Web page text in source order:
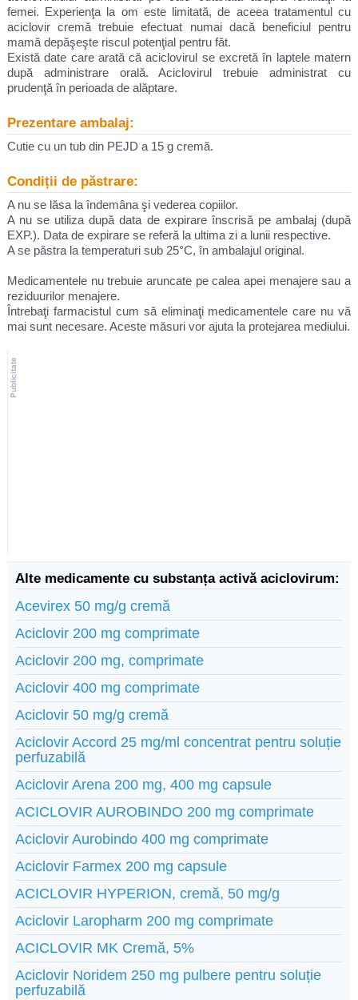
femei. Experienţa la om este limitată, de aceea tratamentul cu
aciclovir cremă trebuie efectuat numai dacă beneficiul pentru
mamă depăşeşte riscul potenţial pentru făt.
Există date care arată că aciclovirul se excretă în laptele matern
după administrare orală. Aciclovirul trebuie administrat cu
prudenţă în perioada de alăptare.
Prezentare ambalaj:
Cutie cu un tub din PEJD a 15 g cremă.
Condiții de păstrare:
A nu se lăsa la îndemâna şi vederea copiilor.
A nu se utiliza după data de expirare înscrisă pe ambalaj (după
EXP.). Data de expirare se referă la ultima zi a lunii respective.
A se păstra la temperaturi sub 25°C, în ambalajul original.
Medicamentele nu trebuie aruncate pe calea apei menajere sau a
reziduurilor menajere.
Întrebaţi farmacistul cum să eliminaţi medicamentele care nu vă
mai sunt necesare. Aceste măsuri vor ajuta la protejarea mediului.
Alte medicamente cu substanța activă aciclovirum:
Acevirex 50 mg/g cremă
Aciclovir 200 mg comprimate
Aciclovir 200 mg, comprimate
Aciclovir 400 mg comprimate
Aciclovir 50 mg/g cremă
Aciclovir Accord 25 mg/ml concentrat pentru soluție
perfuzabilă
Aciclovir Arena 200 mg, 400 mg capsule
ACICLOVIR AUROBINDO 200 mg comprimate
Aciclovir Aurobindo 400 mg comprimate
Aciclovir Farmex 200 mg capsule
ACICLOVIR HYPERION, cremă, 50 mg/g
Aciclovir Laropharm 200 mg comprimate
ACICLOVIR MK Cremă, 5%
Aciclovir Noridem 250 mg pulbere pentru soluție
perfuzabilă